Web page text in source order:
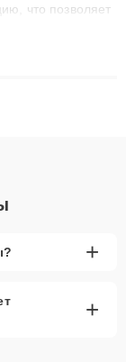
что позволяет
мастера
+
+